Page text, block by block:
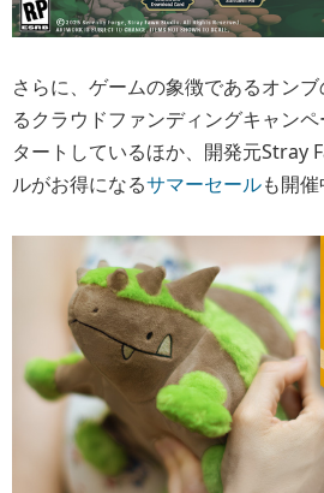
さらに、ゲームの象徴であるオン
るクラウドファンディングキャン
タートしているほか、開発元Stray
ルがお得になるサマーセールも開催